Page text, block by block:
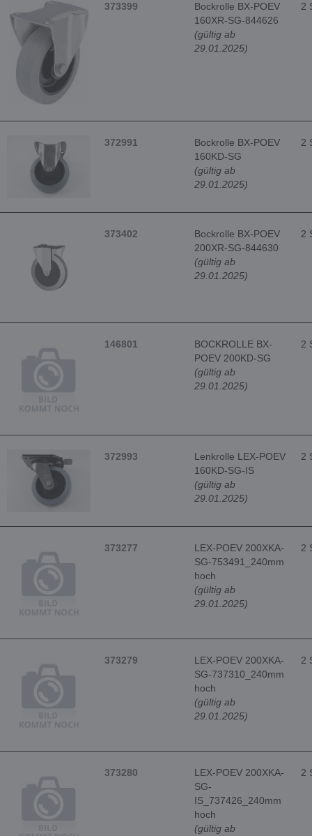
373399
Bockrolle BX-POEV
160XR-SG-844626
(gültig ab
29.01.2025)
2
372991
Bockrolle BX-POEV
160KD-SG
(gültig ab
29.01.2025)
2
373402
Bockrolle BX-POEV
200XR-SG-844630
(gültig ab
29.01.2025)
2
146801
BOCKROLLE BX-
POEV 200KD-SG
(gültig ab
29.01.2025)
2
372993
Lenkrolle LEX-POEV
160KD-SG-IS
(gültig ab
29.01.2025)
2
373277
LEX-POEV 200XKA-
SG-753491_240mm
hoch
(gültig ab
29.01.2025)
2
373279
LEX-POEV 200XKA-
SG-737310_240mm
hoch
(gültig ab
29.01.2025)
2
373280
LEX-POEV 200XKA-
SG-
IS_737426_240mm
hoch
(gültig ab
2